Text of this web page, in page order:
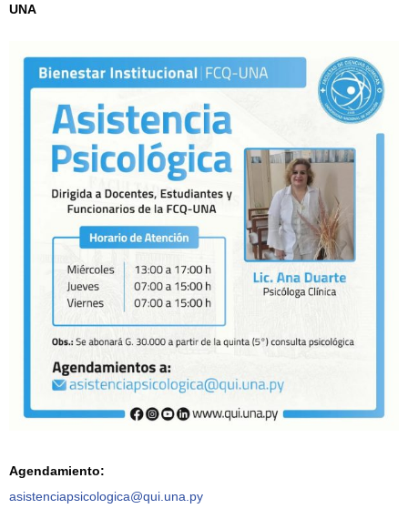
UNA
Agendamiento:
asistenciapsicologica@qui.una. py